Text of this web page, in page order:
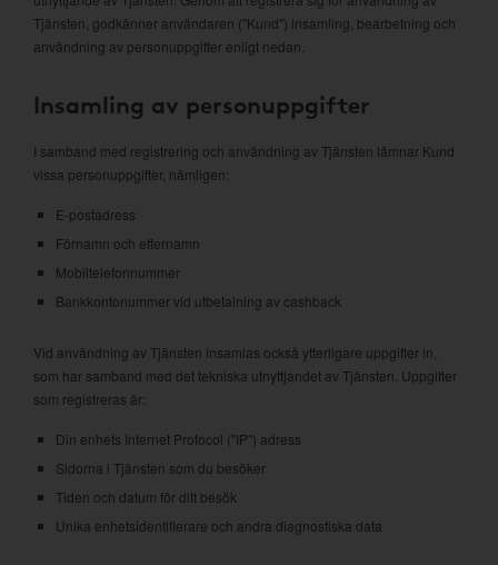
Tjänsten, godkänner användaren ("Kund") insamling, bearbetning och
användning av personuppgifter enligt nedan.
Insamling av personuppgifter
I samband med registrering och användning av Tjänsten lämnar Kund
vissa personuppgifter, nämligen:
E-postadress
Förnamn och efternamn
Mobiltelefonnummer
Bankkontonummer vid utbetalning av cashback
Vid användning av Tjänsten insamlas också ytterligare uppgifter in,
som har samband med det tekniska utnyttjandet av Tjänsten. Uppgifter
som registreras är:
Din enhets Internet Protocol ("IP") adress
Sidorna i Tjänsten som du besöker
Tiden och datum för ditt besök
Unika enhetsidentifierare och andra diagnostiska data